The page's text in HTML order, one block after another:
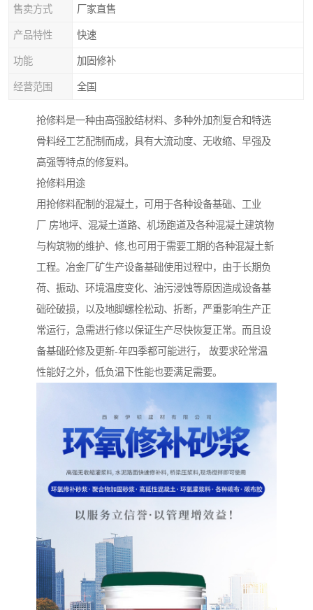
售卖方式 厂家直售
产品特性 快速
功能 加固修补
经营范围 全国
抢修料是一种由高强胶结材料、多种外加剂复合和特选
骨料经工艺配制而成，具有大流动度、无收缩、早强及
高强等特点的修复料。
抢修料用途
用抢修料配制的混凝土，可用于各种设备基础、工业
厂 房地坪、混凝土道路、机场跑道及各种混凝土建筑物
与构筑物的维护、修,也可用于需要工期的各种混凝土新
工程。冶金厂矿生产设备基础使用过程中，由于长期负
荷、振动、环境温度变化、油污浸蚀等原因造成设备基
础砼破损，以及地脚螺栓松动、折断，严重影响生产正
常运行，急需进行修以保证生产尽快恢复正常。而且设
备基础砼修及更新-年四季都可能进行， 故要求砼常温
性能好之外，低负温下性能也要满足需要。